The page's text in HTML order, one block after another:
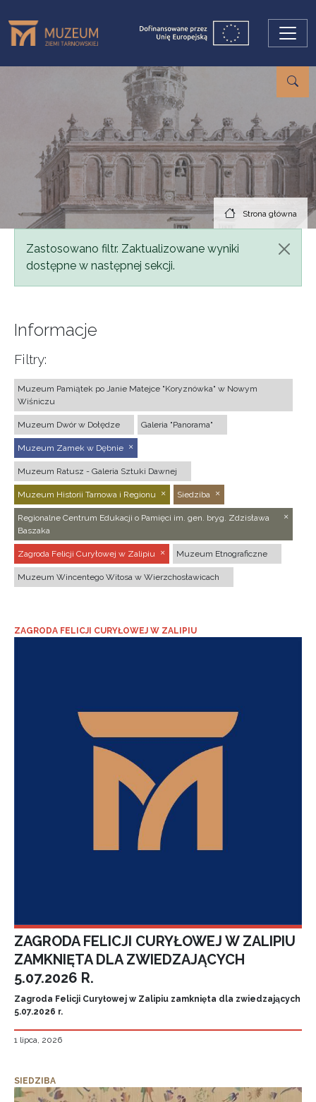
Strona główna
Komunikat
Zastosowano filtr. Zaktualizowane wyniki
dostępne w następnej sekcji.
Informacje
Filtry:
Muzeum Pamiątek po Janie Matejce "Koryznówka" w Nowym
Wiśniczu
Muzeum Dwór w Dołędze Galeria "Panorama"
Muzeum Zamek w Dębnie
Muzeum Ratusz - Galeria Sztuki Dawnej
Muzeum Historii Tarnowa i Regionu Siedziba
Regionalne Centrum Edukacji o Pamięci im. gen. bryg. Zdzisława
Baszaka
Zagroda Felicji Curyłowej w Zalipiu Muzeum Etnograficzne
Muzeum Wincentego Witosa w Wierzchosławicach
ZAGRODA FELICJI CURYŁOWEJ W ZALIPIU
ZAGRODA FELICJI CURYŁOWEJ W ZALIPIU
ZAMKNIĘTA DLA ZWIEDZAJĄCYCH
5.07.2026 R.
Zagroda Felicji Curyłowej w Zalipiu zamknięta dla zwiedzających
5.07.2026 r.
1 lipca, 2026
SIEDZIBA